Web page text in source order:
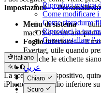
Riproduci musica
Come modificare
Come riprodurre
Riproduci la tua
Come installare
Italiano
عربي
Català
Čeština
Chiaro
Scuro
Impostazioni →
Menu di sistema—
macOS con
Foglio inferiore— il
Evertag, utile quando
vuoi che le etichette
La scelta è per dispositivo,
iPhone con il foglio inferiore